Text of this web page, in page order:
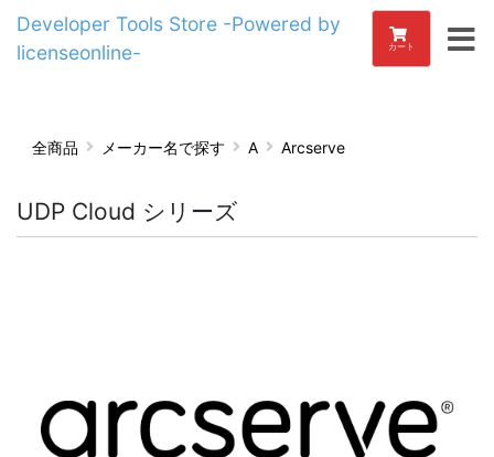
Developer Tools Store -Powered by
licenseonline-
カート
全商品 メーカー名で探す A Arcserve
UDP Cloud シリーズ